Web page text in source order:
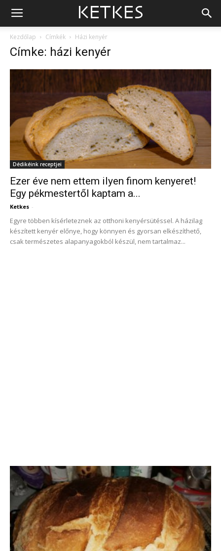
Kezdőlap Címkék Házi kenyér
Címke: házi kenyér
Dédikéink receptjei
Ezer éve nem ettem ilyen finom kenyeret!
Egy pékmestertől kaptam a...
Ketkes -
Egyre többen kísérleteznek az otthoni kenyérsütéssel. A házilag
készített kenyér előnye, hogy könnyen és gyorsan elkészíthető,
csak természetes alapanyagokból készül, nem tartalmaz...